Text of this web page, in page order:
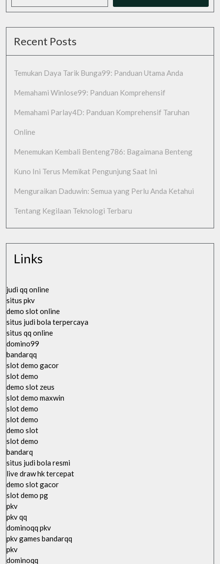
Recent Posts
Temukan Daya Tarik Bunga99: Panduan Utama Anda
Memahami Winlose99: Panduan Komprehensif
Memahami Parlay4D: Panduan Komprehensif Taruhan
Online
Menemukan Kembali Benteng786: Bagaimana Benteng
Kuno Ini Terus Memikat Pengunjung Saat Ini
Menguraikan Daduwin: Semua yang Perlu Anda Ketahui
Tentang Kegilaan Teknologi Terbaru
Links
judi qq online
situs pkv
demo slot online
situs judi bola terpercaya
situs qq online
domino99
bandarqq
slot demo gacor
slot demo
demo slot zeus
slot demo maxwin
slot demo
slot demo
demo slot
slot demo
bandarq
situs judi bola resmi
live draw hk tercepat
demo slot gacor
slot demo pg
pkv
pkv qq
dominoqq pkv
pkv games bandarqq
pkv
dominoqq